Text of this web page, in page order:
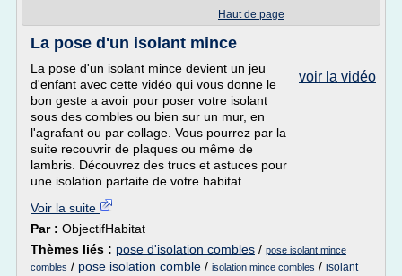
Haut de page
La pose d'un isolant mince
voir la vidéo
La pose d'un isolant mince devient un jeu
d'enfant avec cette vidéo qui vous donne le
bon geste a avoir pour poser votre isolant
sous des combles ou bien sur un mur, en
l'agrafant ou par collage. Vous pourrez par la
suite recouvrir de plaques ou même de
lambris. Découvrez des trucs et astuces pour
une isolation parfaite de votre habitat.
Voir la suite
Par : ObjectifHabitat
Thèmes liés : pose d'isolation combles / pose isolant mince
combles / pose isolation comble / isolation mince combles / isolant